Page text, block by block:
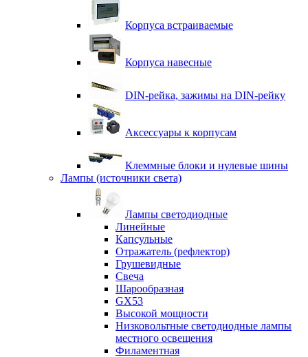
Корпуса встраиваемые
Корпуса навесные
DIN-рейка, зажимы на DIN-рейку
Аксессуары к корпусам
Клеммные блоки и нулевые шины
Лампы (источники света)
Лампы светодиодные
Линейные
Капсульные
Отражатель (рефлектор)
Грушевидные
Свеча
Шарообразная
GX53
Высокой мощности
Низковольтные светодиодные лампы
местного освещения
Филаментная